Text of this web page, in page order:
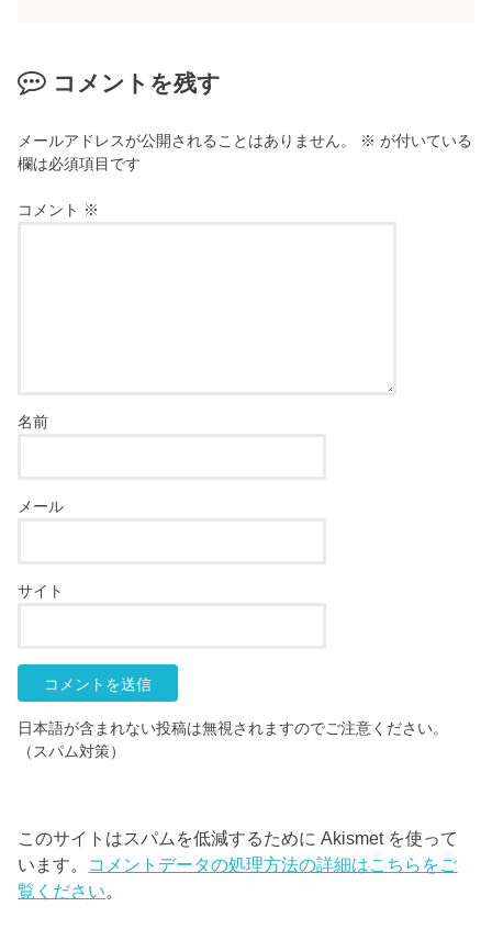
コメントを残す
メールアドレスが公開されることはありません。 ※ が付いている
欄は必須項目です
コメント ※
名前
メール
サイト
日本語が含まれない投稿は無視されますのでご注意ください。
（スパム対策）
このサイトはスパムを低減するために Akismet を使って
います。 コメントデータの処理方法の詳細はこちらをご
覧ください。